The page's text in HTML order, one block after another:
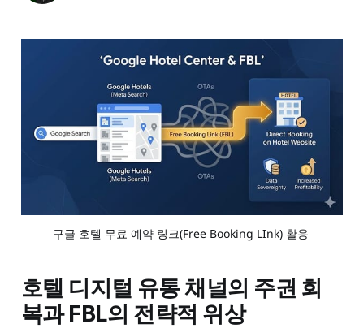
구글 호텔 무료 예약 링크(Free Booking LInk) 활용
호텔 디지털 유통 채널의 주권 회
복과 FBL의 전략적 위상